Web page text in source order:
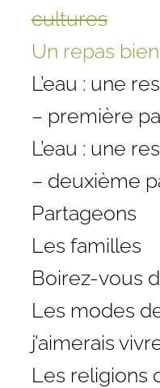
cultures
Un repas
L’eau : une
– première
L’eau : une
– deuxième
Partageons
Les familles
Boirez-vous
Les modes
j’aimerais
Les religions